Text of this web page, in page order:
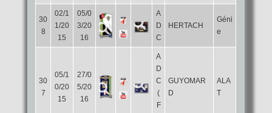
30
8
02/1
1/20
15
05/0
3/20
16
A
D
C
HERTACH
Géni
e
30
7
05/1
0/20
15
27/0
5/20
16
A
D
C
(
F
GUYOMAR
D
ALA
T